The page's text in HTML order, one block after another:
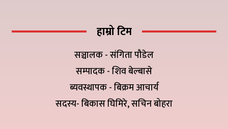
हाम्रो टिम
सञ्चालक - संगिता पौडेल
सम्पादक - शिव बेल्बासे
ब्यवस्थापक - बिक्रम आचार्य
सदस्य- बिकास घिमिरे, सचिन बोहरा